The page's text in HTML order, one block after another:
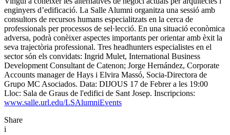
enginyers d’edificació. La Salle Alumni organitza una sessió amb
consultors de recursos humans especialitzats en la cerca de
professionals per processos de sel·lecció. En una situació econòmica
adversa, podrà conèixer aspectes importants per orientar amb èxit la
seva trajectòria professional. Tres headhunters especialistes en el
sector són els convidats: Ingrid Mulet, International Business
Development Consultant de Catenon; Jorge Hernández, Corporate
Accounts manager de Hays i Elvira Massó, Socia-Directora de
Grupo MC Asociados. Data: DIJOUS 17 de Febrer a les 19:00
Lloc: Sala de Graus de l'edifici de Sant Josep. Inscripcions:
www.salle.url.edu/LSAlumniEvents
Share
i